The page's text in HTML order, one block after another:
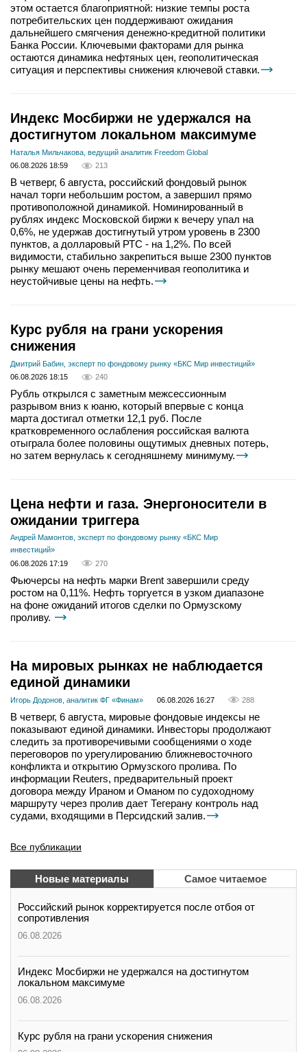
этом остается благоприятной: низкие темпы роста
потребительских цен поддерживают ожидания
дальнейшего смягчения денежно-кредитной политики
Банка России. Ключевыми факторами для рынка
остаются динамика нефтяных цен, геополитическая
ситуация и перспективы снижения ключевой ставки.
Индекс Мосбиржи не удержался на
достигнутом локальном максимуме
Наталья Мильчакова, ведущий аналитик Freedom Global
06.08.2026 18:59
213
В четверг, 6 августа, российский фондовый рынок
начал торги небольшим ростом, а завершил прямо
противоположной динамикой. Номинированный в
рублях индекс Московской биржи к вечеру упал на
0,6%, не удержав достигнутый утром уровень в 2300
пунктов, а долларовый РТС - на 1,2%. По всей
видимости, стабильно закрепиться выше 2300 пунктов
рынку мешают очень переменчивая геополитика и
неустойчивые цены на нефть.
Курс рубля на грани ускорения
снижения
Дмитрий Бабин, эксперт по фондовому рынку «БКС Мир инвестиций»
06.08.2026 18:15
240
Рубль открылся с заметным межсессионным
разрывом вниз к юаню, который впервые с конца
марта достигал отметки 12,1 руб. После
кратковременного ослабления российская валюта
отыграла более половины ощутимых дневных потерь,
но затем вернулась к сегодняшнему минимуму.
Цена нефти и газа. Энергоносители в
ожидании триггера
Андрей Мамонтов, эксперт по фондовому рынку «БКС Мир
инвестиций»
06.08.2026 17:19
270
Фьючерсы на нефть марки Brent завершили среду
ростом на 0,11%. Нефть торгуется в узком диапазоне
на фоне ожиданий итогов сделки по Ормузскому
проливу.
На мировых рынках не наблюдается
единой динамики
Игорь Додонов, аналитик ФГ «Финам» 06.08.2026 16:27 288
В четверг, 6 августа, мировые фондовые индексы не
показывают единой динамики. Инвесторы продолжают
следить за противоречивыми сообщениями о ходе
переговоров по урегулированию ближневосточного
конфликта и открытию Ормузского пролива. По
информации Reuters, предварительный проект
договора между Ираном и Оманом по судоходному
маршруту через пролив дает Тегерану контроль над
судами, входящими в Персидский залив.
Все публикации
Новые материалы Самое читаемое
Российский рынок корректируется после отбоя от
сопротивления
06.08.2026
Индекс Мосбиржи не удержался на достигнутом
локальном максимуме
06.08.2026
Курс рубля на грани ускорения снижения